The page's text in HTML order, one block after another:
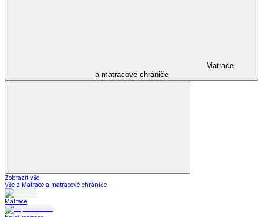
Matrace
a matracové chrániče
Zobrazit vše
Vše z Matrace a matracové chrániče
Matrace